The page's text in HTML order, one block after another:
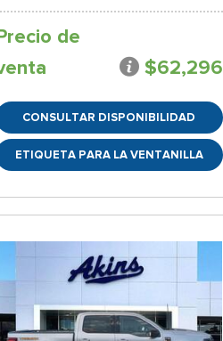
de
$62,296
CONSULTAR DISPONIBILIDAD
ETIQUETA PARA LA VENTANILLA